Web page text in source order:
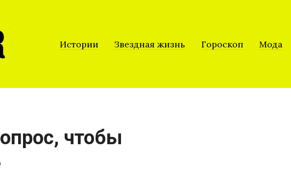
Истории Звездная жизнь Гороскоп Мода
чтобы